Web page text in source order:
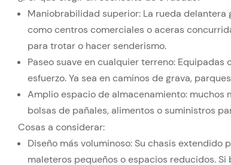
Maniobrabilidad superior: La rueda
como centros comerciales o aceras
para trotar o hacer senderismo.
Paseo suave en cualquier terreno:
esfuerzo. Ya sea en caminos de grava,
Amplio espacio de almacenamiento: muchos
bolsas de pañales, alimentos o suministros
Cosas a considerar:
Diseño más voluminoso: Su chasis
maleteros pequeños o espacios reducidos.